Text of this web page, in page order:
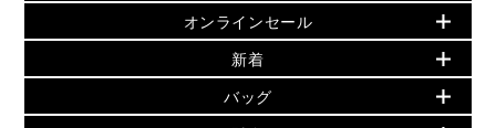
セールおすすめアイテム
▶ ウィメンズ
バッグ
オンラインセール
PRODUCT OF THE MONTH - 今月の特別価格
再値下げアイテム
新着
初夏のスタイル
バッグ